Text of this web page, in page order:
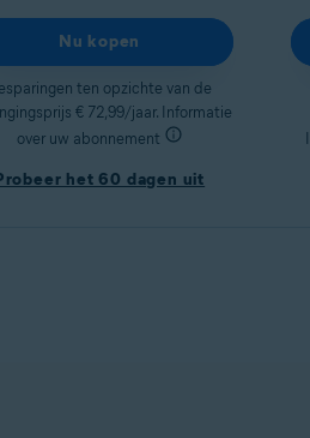
Nu kopen
ten opzichte van de
€ 72,99/jaar. Informatie
over uw abonnement
het 60 dagen uit